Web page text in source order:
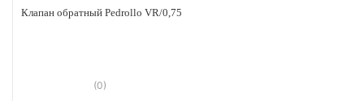
Клапан обратный Pedrollo VR/0,75
(0)